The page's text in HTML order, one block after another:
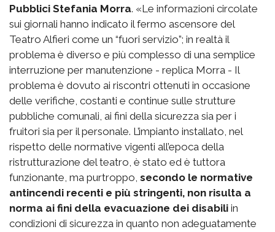
Pubblici Stefania Morra. «Le informazioni circolate
sui giornali hanno indicato il fermo ascensore del
Teatro Alfieri come un “fuori servizio”; in realtà il
problema è diverso e più complesso di una semplice
interruzione per manutenzione - replica Morra - Il
problema è dovuto ai riscontri ottenuti in occasione
delle verifiche, costanti e continue sulle strutture
pubbliche comunali, ai fini della sicurezza sia per i
fruitori sia per il personale. L’impianto installato, nel
rispetto delle normative vigenti all’epoca della
ristrutturazione del teatro, è stato ed è tuttora
funzionante, ma purtroppo, secondo le normative
antincendi recenti e più stringenti, non risulta a
norma ai fini della evacuazione dei disabili in
condizioni di sicurezza in quanto non adeguatamente